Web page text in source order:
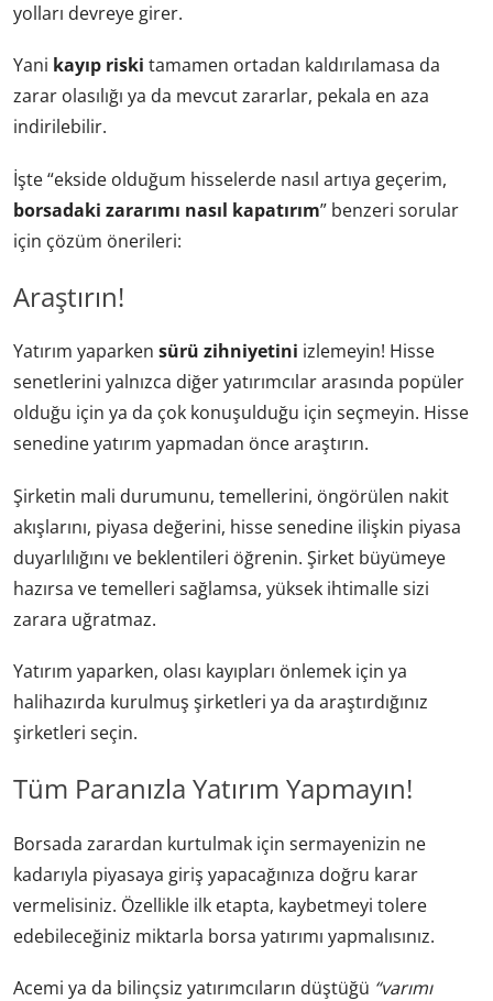
yolları devreye girer.
Yani kayıp riski tamamen ortadan kaldırılamasa da
zarar olasılığı ya da mevcut zararlar, pekala en aza
indirilebilir.
İşte “ekside olduğum hisselerde nasıl artıya geçerim,
borsadaki zararımı nasıl kapatırım” benzeri sorular
için çözüm önerileri:
Araştırın!
Yatırım yaparken sürü zihniyetini izlemeyin! Hisse
senetlerini yalnızca diğer yatırımcılar arasında popüler
olduğu için ya da çok konuşulduğu için seçmeyin. Hisse
senedine yatırım yapmadan önce araştırın.
Şirketin mali durumunu, temellerini, öngörülen nakit
akışlarını, piyasa değerini, hisse senedine ilişkin piyasa
duyarlılığını ve beklentileri öğrenin. Şirket büyümeye
hazırsa ve temelleri sağlamsa, yüksek ihtimalle sizi
zarara uğratmaz.
Yatırım yaparken, olası kayıpları önlemek için ya
halihazırda kurulmuş şirketleri ya da araştırdığınız
şirketleri seçin.
Tüm Paranızla Yatırım Yapmayın!
Borsada zarardan kurtulmak için sermayenizin ne
kadarıyla piyasaya giriş yapacağınıza doğru karar
vermelisiniz. Özellikle ilk etapta, kaybetmeyi tolere
edebileceğiniz miktarla borsa yatırımı yapmalısınız.
Acemi ya da bilinçsiz yatırımcıların düştüğü “varımı